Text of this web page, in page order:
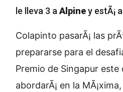
le lleva 3 a Alpiney estÃ¡
Colapinto pasarÃ¡ las
prepararse para el
Premio de Singapur
abordarÃ¡ en la